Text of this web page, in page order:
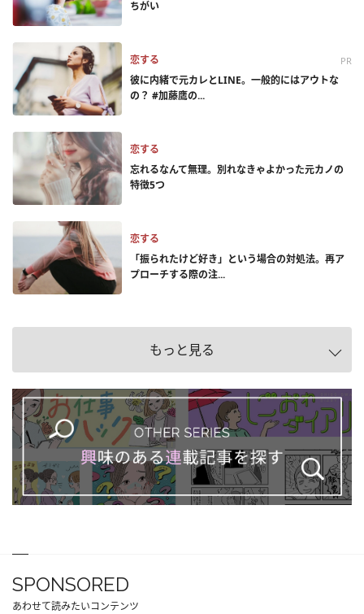
ちがい
恋する PR
彼に内緒で元カレとLINE。一般的にはアウトな
の？ #加藤鷹の...
恋する
忘れるなんて無理。別れなきゃよかった元カノの
特徴5つ
恋する
「振られたけど好き」という場合の対処法。再ア
プローチする際の注...
もっと見る
SPONSORED
あわせて読みたいコンテンツ